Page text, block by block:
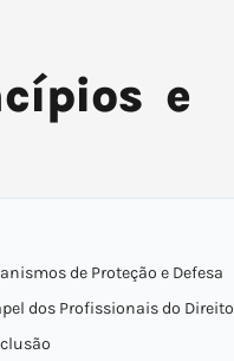
e
de Proteção e Defesa
dos Profissionais do Direito